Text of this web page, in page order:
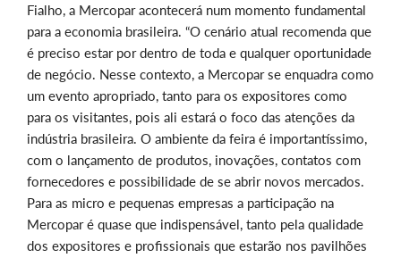
Fialho, a Mercopar acontecerá num momento fundamental
para a economia brasileira. “O cenário atual recomenda que
é preciso estar por dentro de toda e qualquer oportunidade
de negócio. Nesse contexto, a Mercopar se enquadra como
um evento apropriado, tanto para os expositores como
para os visitantes, pois ali estará o foco das atenções da
indústria brasileira. O ambiente da feira é importantíssimo,
com o lançamento de produtos, inovações, contatos com
fornecedores e possibilidade de se abrir novos mercados.
Para as micro e pequenas empresas a participação na
Mercopar é quase que indispensável, tanto pela qualidade
dos expositores e profissionais que estarão nos pavilhões